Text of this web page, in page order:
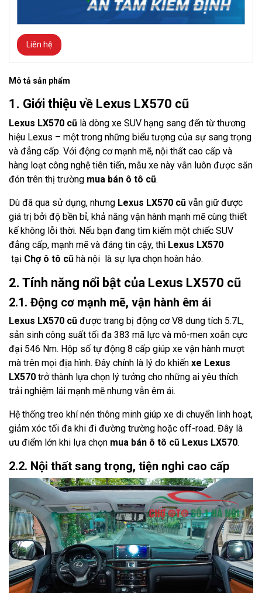
Liên hệ
Mô tả sản phẩm
1. Giới thiệu về Lexus LX570 cũ
Lexus LX570 cũ là dòng xe SUV hạng sang đến từ thương
hiệu Lexus – một trong những biểu tượng của sự sang trọng
và đẳng cấp. Với động cơ mạnh mẽ, nội thất cao cấp và
hàng loạt công nghệ tiên tiến, mẫu xe này vẫn luôn được săn
đón trên thị trường mua bán ô tô cũ.
Dù đã qua sử dụng, nhưng Lexus LX570 cũ vẫn giữ được
giá trị bởi độ bền bỉ, khả năng vận hành mạnh mẽ cùng thiết
kế không lỗi thời. Nếu bạn đang tìm kiếm một chiếc SUV
đẳng cấp, mạnh mẽ và đáng tin cậy, thì Lexus LX570
tại Chợ ô tô cũ hà nội là sự lựa chọn hoàn hảo.
2. Tính năng nổi bật của Lexus LX570 cũ
2.1. Động cơ mạnh mẽ, vận hành êm ái
Lexus LX570 cũ được trang bị động cơ V8 dung tích 5.7L,
sản sinh công suất tối đa 383 mã lực và mô-men xoắn cực
đại 546 Nm. Hộp số tự động 8 cấp giúp xe vận hành mượt
mà trên mọi địa hình. Đây chính là lý do khiến xe Lexus
LX570 trở thành lựa chọn lý tưởng cho những ai yêu thích
trải nghiệm lái mạnh mẽ nhưng vẫn êm ái.
Hệ thống treo khí nén thông minh giúp xe di chuyển linh hoạt,
giảm xóc tối đa khi đi đường trường hoặc off-road. Đây là
ưu điểm lớn khi lựa chọn mua bán ô tô cũ Lexus LX570.
2.2. Nội thất sang trọng, tiện nghi cao cấp